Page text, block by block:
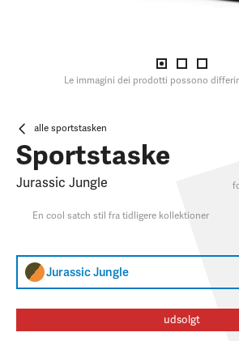
Le immagini dei prodotti possono
alle sportstasken
Sportstaske
Jurassic Jungle
En cool satch stil fra tidligere kollektioner
Jurassic Jungle
udsolgt